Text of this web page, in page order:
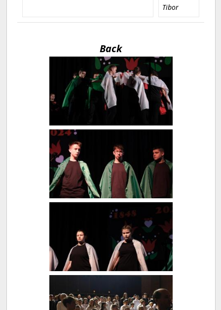
Tibor
Back